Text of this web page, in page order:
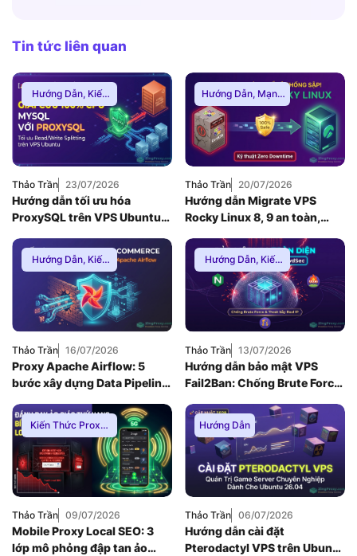
Tin tức liên quan
Hướng Dẫn, Kiến
Thức Proxy
Thảo Trần 23/07/2026
Hướng dẫn tối ưu hóa
ProxySQL trên VPS Ubuntu
Database MySQL (2026)
Hướng Dẫn, Mạng
Internnet
Thảo Trần 20/07/2026
Hướng dẫn Migrate VPS
Rocky Linux 8, 9 an toàn,
Hướng Dẫn, Kiến
Thức Proxy,Proxy
Dân Cư
Thảo Trần 16/07/2026
Proxy Apache Airflow: 5
bước xây dựng Data Pipeline
limit
Hướng Dẫn, Kiến
Thức Proxy,Mạng
Internnet
Thảo Trần 13/07/2026
Hướng dẫn bảo mật VPS
Fail2Ban: Chống Brute Force
Reverse Proxy
Kiến Thức Proxy,
Hướng Dẫn,Thuê
Proxy Việt Nam
Thảo Trần 09/07/2026
Mobile Proxy Local SEO: 3
lớp mô phỏng đập tan ảo
Hướng Dẫn
Thảo Trần 06/07/2026
Hướng dẫn cài đặt
Pterodactyl VPS trên Ubuntu